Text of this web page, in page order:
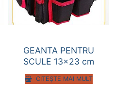
GEANTA PENTRU
SCULE 13×23 cm
CITEȘTE MAI MULT